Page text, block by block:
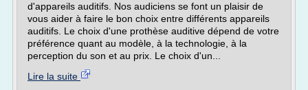
d'appareils auditifs. Nos audiciens se font un plaisir de
vous aider à faire le bon choix entre différents appareils
auditifs. Le choix d'une prothèse auditive dépend de votre
préférence quant au modèle, à la technologie, à la
perception du son et au prix. Le choix d'un...
Lire la suite